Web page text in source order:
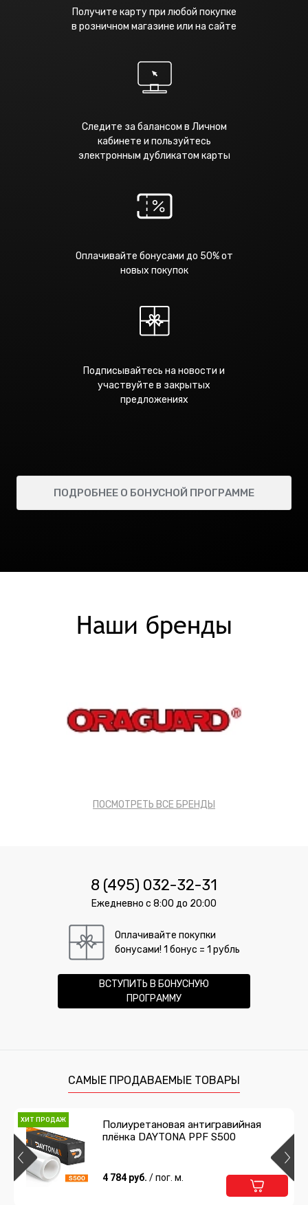
Получите карту при любой покупке
в розничном магазине или на сайте
Следите за балансом в Личном
кабинете и пользуйтесь
электронным дубликатом карты
Оплачивайте бонусами до 50% от
новых покупок
Подписывайтесь на новости и
участвуйте в закрытых
предложениях
ПОДРОБНЕЕ О БОНУСНОЙ ПРОГРАММЕ
Наши бренды
ПОСМОТРЕТЬ ВСЕ БРЕНДЫ
8 (495) 032-32-31
Ежедневно с 8:00 до 20:00
Оплачивайте покупки
бонусами! 1 бонус = 1 рубль
ВСТУПИТЬ В БОНУСНУЮ
ПРОГРАММУ
САМЫЕ ПРОДАВАЕМЫЕ ТОВАРЫ
ХИТ ПРОДАЖ
Полиуретановая антигравийная
плёнка DAYTONA PPF S500
4 784 руб. / пог. м.